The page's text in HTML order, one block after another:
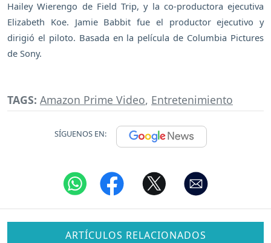
Hailey Wierengo de Field Trip, y la co-productora ejecutiva
Elizabeth Koe. Jamie Babbit fue el productor ejecutivo y
dirigió el piloto. Basada en la película de Columbia Pictures
de Sony.
TAGS: Amazon Prime Video, Entretenimiento
SÍGUENOS EN:
ARTÍCULOS RELACIONADOS